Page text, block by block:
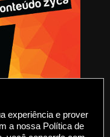
experiência e prover
a nossa Política de